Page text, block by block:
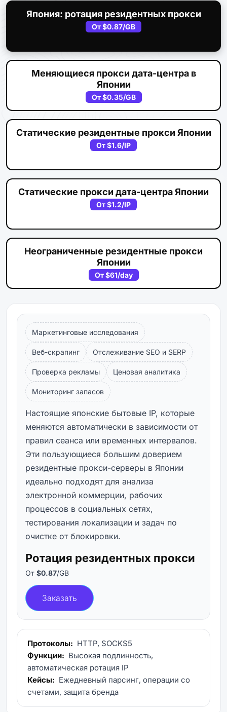
Япония: ротация резидентных прокси
От$0.87/GB
Меняющиеся прокси дата-центра в
Японии
От$0.35/GB
Статические резидентные прокси Японии
От$1.6/IP
Статические прокси дата-центра Японии
От$1.2/IP
Неограниченные резидентные прокси
Японии
От$61/day
Маркетинговые исследования
Веб-скрапинг Отслеживание SEO и SERP
Проверка рекламы Ценовая аналитика
Мониторинг запасов
Настоящие японские бытовые IP, которые
меняются автоматически в зависимости от
правил сеанса или временных интервалов.
Эти пользующиеся большим доверием
резидентные прокси-серверы в Японии
идеально подходят для анализа
электронной коммерции, рабочих
процессов в социальных сетях,
тестирования локализации и задач по
очистке от блокировки.
Ротация резидентных прокси
От $0.87/GB
Заказать
Протоколы: HTTP, SOCKS5
Функции: Высокая подлинность,
автоматическая ротация IP
Кейсы: Ежедневный парсинг, операции со
счетами, защита бренда